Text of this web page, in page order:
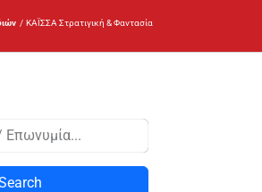
ΚΑΪΣΣΑ Στρατιγική & Φαντασία